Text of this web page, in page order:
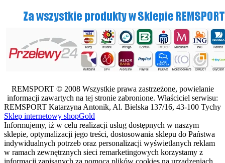
REMSPORT © 2008 Wszystkie prawa zastrzeżone, powielanie
informacji zawartych na tej stronie zabronione. Właściciel serwisu:
REMSPORT Katarzyna Antonik, Al. Bielska 137/16, 43-100 Tychy
Sklep internetowy shopGold
Informujemy, iż w celu realizacji usług dostępnych w naszym
sklepie, optymalizacji jego treści, dostosowania sklepu do Państwa
indywidualnych potrzeb oraz personalizacji wyświetlanych reklam
w ramach zewnętrznych sieci remarketingowych korzystamy z
informacji zapisanych za pomocą plików cookies na urządzeniach